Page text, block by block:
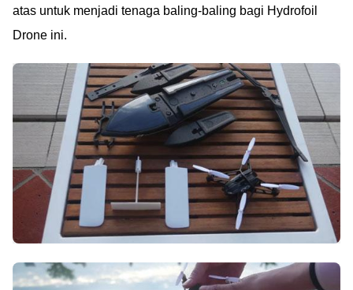
atas untuk menjadi tenaga baling-baling bagi Hydrofoil
Drone ini.